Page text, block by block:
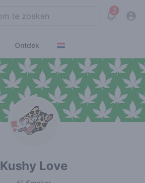
2
View
Ontdek
Kushy Love